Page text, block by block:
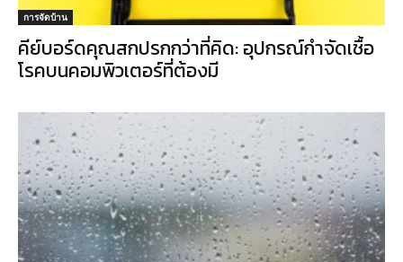
การจัดบ้าน
คีย์บอร์ดคุณสกปรกกว่าที่คิด: อุปกรณ์กำจัดเชื้อ
โรคบนคอมพิวเตอร์ที่ต้องมี